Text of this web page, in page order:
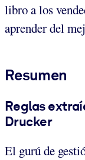
libro a los
aprender del
Resumen
Reglas
Drucker
El gurú de